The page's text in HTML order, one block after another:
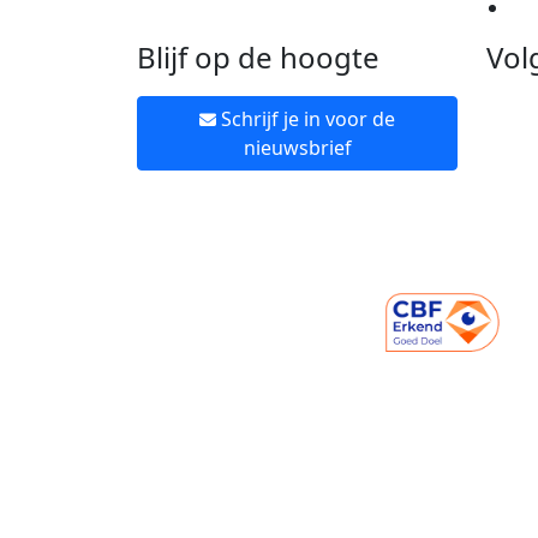
Blijf op de hoogte
Schrijf je in voor de
nieuwsbrief